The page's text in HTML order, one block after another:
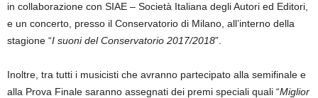
in collaborazione con SIAE – Società Italiana degli Autori ed Editori,
e un concerto, presso il Conservatorio di Milano, all’interno della
stagione “I suoni del Conservatorio 2017/2018”.
Inoltre, tra tutti i musicisti che avranno partecipato alla semifinale e
alla Prova Finale saranno assegnati dei premi speciali quali “Miglior